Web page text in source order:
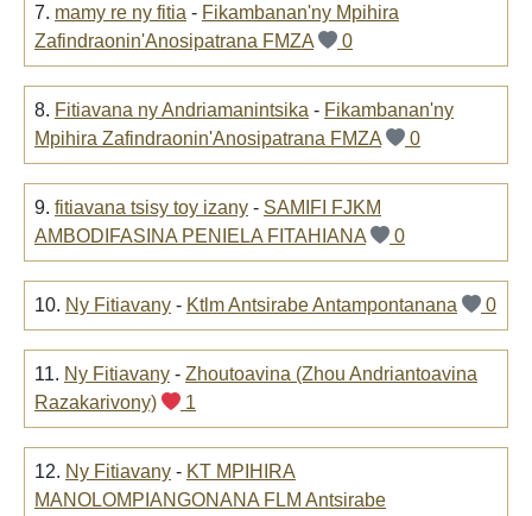
7. mamy re ny fitia - Fikambanan'ny Mpihira
Zafindraonin'Anosipatrana FMZA
0
8. Fitiavana ny Andriamanintsika - Fikambanan'ny
Mpihira Zafindraonin'Anosipatrana FMZA
0
9. fitiavana tsisy toy izany - SAMIFI FJKM
AMBODIFASINA PENIELA FITAHIANA
0
10. Ny Fitiavany - Ktlm Antsirabe Antampontanana 0
11. Ny Fitiavany - Zhoutoavina (Zhou Andriantoavina
Razakarivony)
1
12. Ny Fitiavany - KT MPIHIRA
MANOLOMPIANGONANA FLM Antsirabe